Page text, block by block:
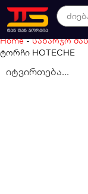
Home-სახარჯო
ტორჩი HOTECHE
იტვირთება...